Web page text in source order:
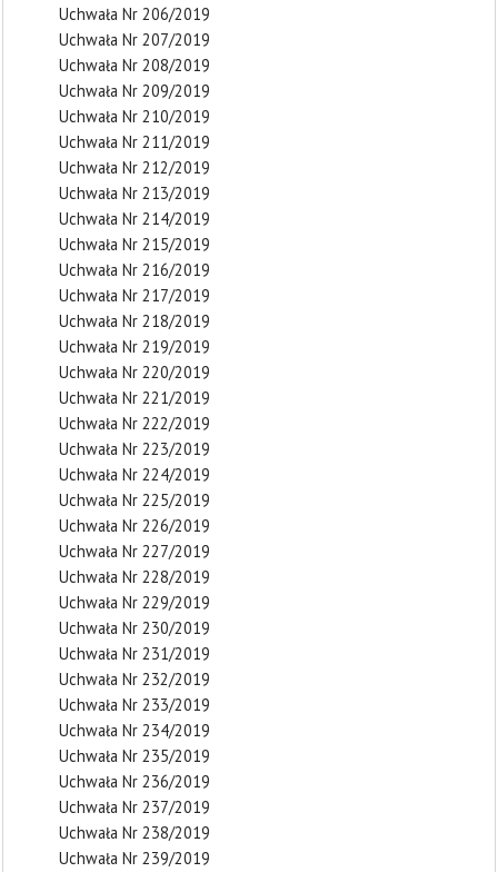
Uchwała Nr 206/2019
Uchwała Nr 207/2019
Uchwała Nr 208/2019
Uchwała Nr 209/2019
Uchwała Nr 210/2019
Uchwała Nr 211/2019
Uchwała Nr 212/2019
Uchwała Nr 213/2019
Uchwała Nr 214/2019
Uchwała Nr 215/2019
Uchwała Nr 216/2019
Uchwała Nr 217/2019
Uchwała Nr 218/2019
Uchwała Nr 219/2019
Uchwała Nr 220/2019
Uchwała Nr 221/2019
Uchwała Nr 222/2019
Uchwała Nr 223/2019
Uchwała Nr 224/2019
Uchwała Nr 225/2019
Uchwała Nr 226/2019
Uchwała Nr 227/2019
Uchwała Nr 228/2019
Uchwała Nr 229/2019
Uchwała Nr 230/2019
Uchwała Nr 231/2019
Uchwała Nr 232/2019
Uchwała Nr 233/2019
Uchwała Nr 234/2019
Uchwała Nr 235/2019
Uchwała Nr 236/2019
Uchwała Nr 237/2019
Uchwała Nr 238/2019
Uchwała Nr 239/2019